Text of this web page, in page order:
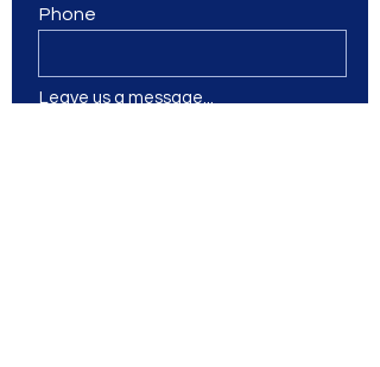
Phone
Leave us a message...